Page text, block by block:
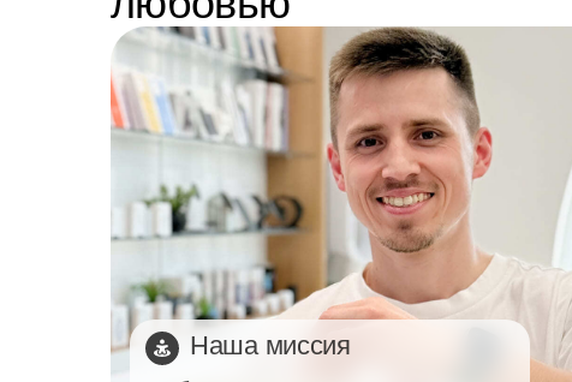
Наша миссия